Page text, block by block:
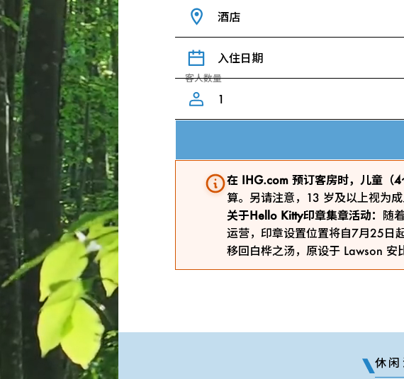
酒店
入住日期
客人数量
在 IHG.com 预订客房时，儿童（4
算。另请注意，13 岁及以上视为
关于Hello Kitty印章集章活动： 随
运营，印章设置位置将自7月25日
移回白桦之汤，原设于 Lawson 安
休